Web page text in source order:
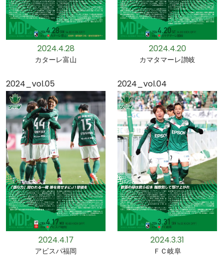
2024.4.28
カターレ富山
2024.4.20
カマタマーレ讃岐
2024_vol.05
2024.4.17
アビスパ福岡
2024_vol.04
2024.3.31
ＦＣ岐阜